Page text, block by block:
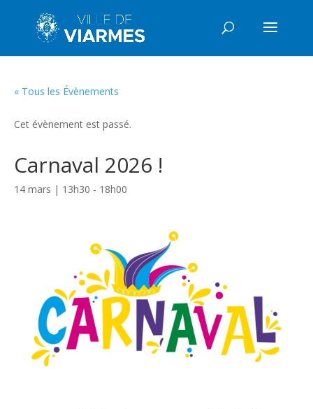
« Tous les Évènements
Cet évènement est passé.
Carnaval 2026 !
14 mars | 13h30 - 18h00